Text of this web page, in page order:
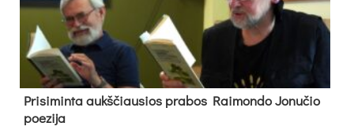
Pri­si­min­ta aukš­čiau­sios pra­bos Rai­mon­do Jo­nu­čio
poe­zi­ja